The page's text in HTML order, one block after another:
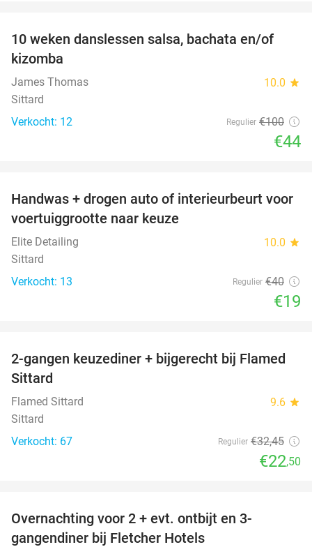
56%
10 weken danslessen salsa, bachata en/of
kizomba
James Thomas 10.0 star
Sittard
Verkocht: 12
Regulier €100
€44
53%
Handwas + drogen auto of interieurbeurt voor
voertuiggrootte naar keuze
Elite Detailing 10.0 star
Sittard
Verkocht: 13
Regulier €40
€19
31%
2-gangen keuzediner + bijgerecht bij Flamed
Sittard
Flamed Sittard 9.6 star
Sittard
Verkocht: 67
Regulier €32,45
€22,50
Overnachting voor 2 + evt. ontbijt en 3-
gangendiner bij Fletcher Hotels